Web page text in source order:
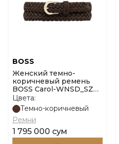
BOSS
Женский темно-
коричневый ремень
BOSS Carol-WNSD_SZ20
размер 75
Цвета:
Темно-коричневый
Ремни
1 795 000 сум